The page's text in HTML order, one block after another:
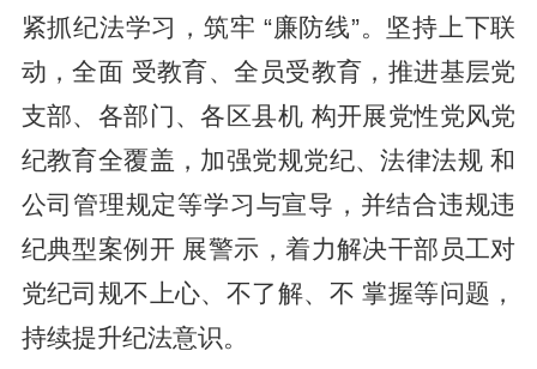
紧抓纪法学习，筑牢 “廉防线”。坚持上下联
动，全面 受教育、全员受教育，推进基层党
支部、各部门、各区县机 构开展党性党风党
纪教育全覆盖，加强党规党纪、法律法规 和
公司管理规定等学习与宣导，并结合违规违
纪典型案例开 展警示，着力解决干部员工对
党纪司规不上心、不了解、不 掌握等问题，
持续提升纪法意识。